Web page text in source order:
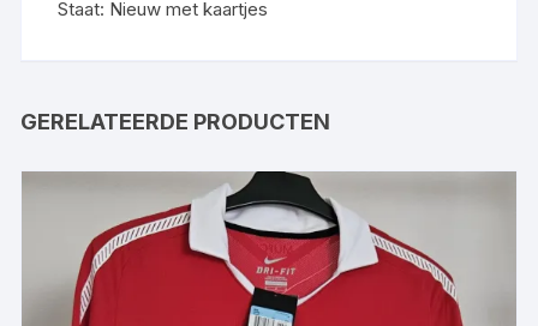
Staat: Nieuw met kaartjes
GERELATEERDE PRODUCTEN